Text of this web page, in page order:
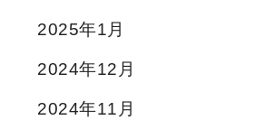
2025年1月
2024年12月
2024年11月